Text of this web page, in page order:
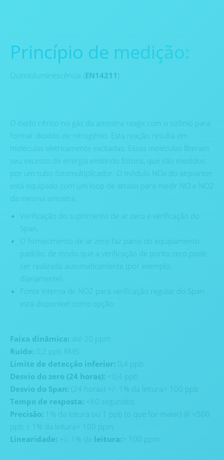
Princípio de medição:
Quimioluminescência ( EN14211
O óxido nítrico no gás da amostra reage com o ozônio para
formar dióxido de nitrogênio. Esta reação resulta em
moléculas eletricamente excitadas. Essas moléculas liberam
seu excesso de energia emitindo fótons, que são medidos
por um tubo fotomultiplicador. O módulo NOx do airpointer
está equipado com um loop de atraso para medir NO e NO2
da mesma amostra.
Verificação do suprimento de ar zero e verificação do
Span.
O fornecimento de ar zero faz parte do equipamento
padrão, de modo que a verificação de ponto zero pode
ser realizada automaticamente (por exemplo,
diariamente).
Fonte interna de NO2 para verificação regular do Span
está disponível como opção.
Faixa dinâmica: até 20 ppm
Ruído: 0,2 ppb RMS
Limite de detecção inferior: 0,4 ppb
Desvio do zero (24 horas): <0,4 ppb
Desvio do Span: (24 horas) +/- 1% da leitura> 100 ppb
Tempo de resposta: <60 segundos
Precisão: 1% da leitura ou 1 ppb (o que for maior) @ <500
ppb ± 1% da leitura> 100 ppm
Linearidade: +/- 1% da leitura: > 100 ppm